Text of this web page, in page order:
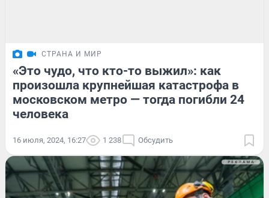
СТРАНА И МИР
«Это чудо, что кто-то выжил»: как
произошла крупнейшая катастрофа в
московском метро — тогда погибли 24
человека
16 июля, 2024, 16:27 1 238 Обсудить